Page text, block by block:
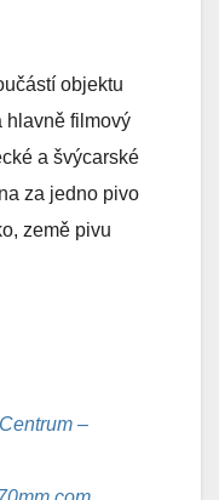
objektu
hlavně filmový
a švýcarské
za jedno pivo
země pivu
–